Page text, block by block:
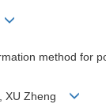
method for
XU Zheng